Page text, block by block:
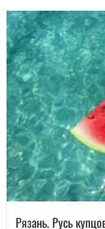
Рязань. Русь